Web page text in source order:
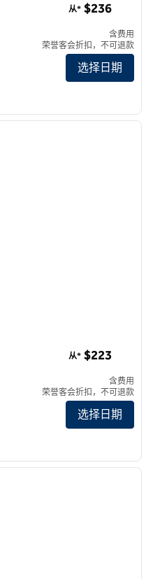
圣地亚哥海湾市中心的酒店详情
从* $236
含费用
荣誉客会折扣，不可退款
选择日期
下一
信息
从* $223
含费用
荣誉客会折扣，不可退款
选择日期
下一